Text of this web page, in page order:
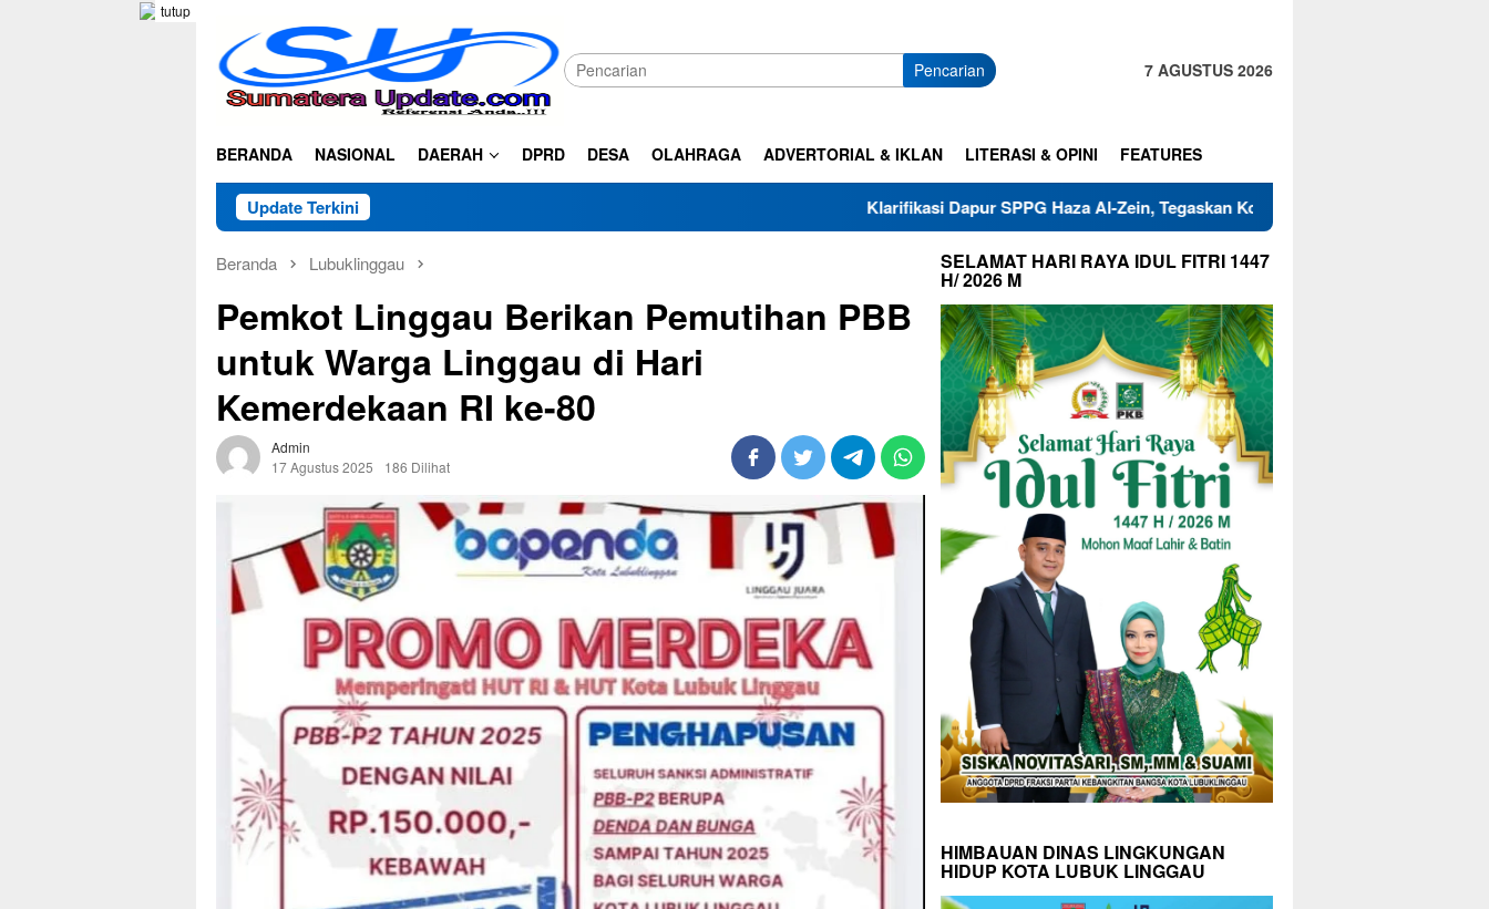
konten
tutup
Pencarian 7 AGUSTUS 2026
BERANDA NASIONAL DAERAH DPRD DESA OLAHRAGA ADVERTORIAL & IKLAN LITERASI & OPINI FEATURES
Update Terkini Klarifikasi Dapur SPPG Haza Al-Zein, Tegaskan Komitmen Jaga Mutu Makanan
Beranda Lubuklinggau
Pemkot Linggau Berikan Pemutihan PBB
untuk Warga Linggau di Hari
Kemerdekaan RI ke-80
Admin
17 Agustus 2025
186 Dilihat
SELAMAT HARI RAYA IDUL FITRI 1447
H/ 2026 M
HIMBAUAN DINAS LINGKUNGAN
HIDUP KOTA LUBUK LINGGAU